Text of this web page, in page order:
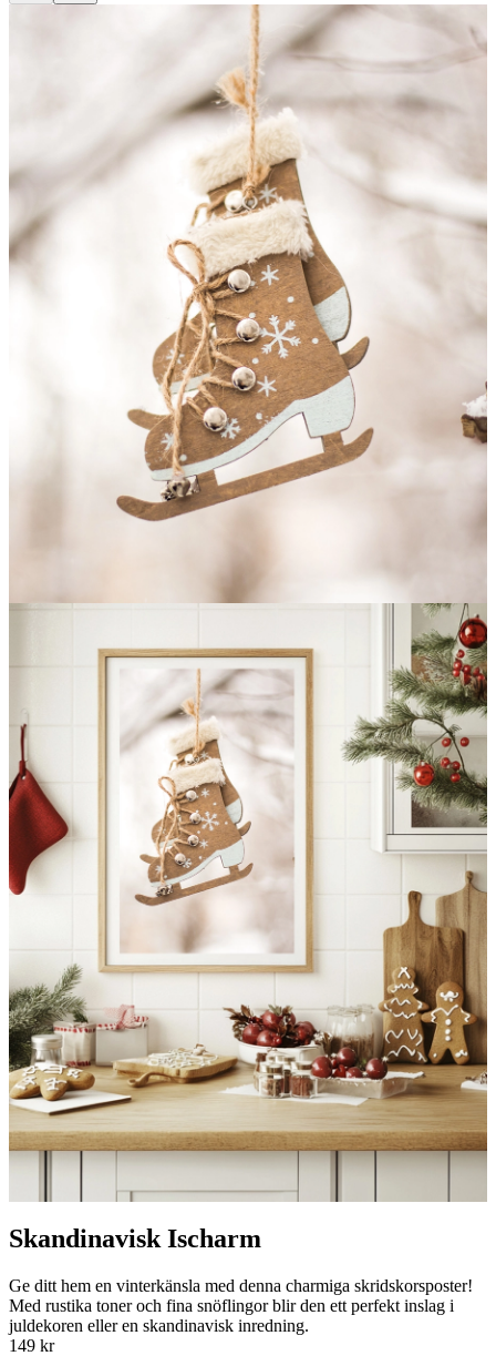
Skandinavisk Ischarm
Ge ditt hem en vinterkänsla med denna charmiga skridskorsposter!
Med rustika toner och fina snöflingor blir den ett perfekt inslag i
juldekoren eller en skandinavisk inredning.
149 kr